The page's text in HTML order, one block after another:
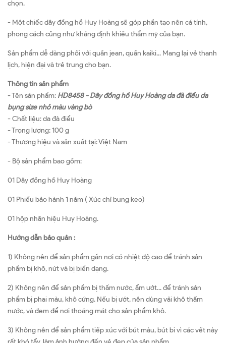
chọn.
- Một chiếc dây đồng hồ Huy Hoàng sẽ góp phần tạo nên cá tính,
phong cách cũng như khẳng định khiếu thẩm mỹ của bạn.
Sản phẩm dễ dàng phối với quần jean, quần kaiki... Mang lại vẻ thanh
lịch, hiện đại và trẻ trung cho bạn.
Thông tin sản phẩm
- Tên sản phẩm: HD8458 - Dây đồng hồ Huy Hoàng da đà điểu da
bụng size nhỏ màu vàng bò
- Chất liệu: da đà điểu
- Trọng lượng: 100 g
- Thương hiệu và sản xuất tại: Việt Nam
- Bộ sản phẩm bao gồm:
01 Dây đồng hồ Huy Hoàng
01 Phiếu bảo hành 1 năm ( Xúc chỉ bung keo)
01 hộp nhãn hiệu Huy Hoàng.
Hướng dẫn bảo quản :
1) Không nên để sản phẩm gần nơi có nhiệt độ cao để tránh sản
phẩm bị khô, nứt và bị biến dạng.
2) Không nên để sản phẩm bị thấm nước, ẩm ướt... để tránh sản
phẩm bị phai màu, khô cứng. Nếu bị ướt, nên dùng vải khô thấm
nước, và đem để nơi thoáng mát cho sản phẩm khô.
3) Không nên để sản phẩm tiếp xúc với bút màu, bút bi vì các vết này